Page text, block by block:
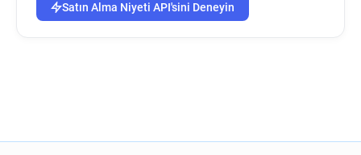
Satın Alma Niyeti API'sini Deneyin